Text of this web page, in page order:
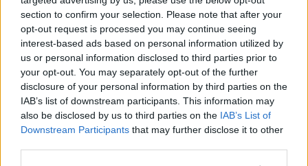
section to confirm your selection. Please note that after your
opt-out request is processed you may continue seeing
interest-based ads based on personal information utilized by
us or personal information disclosed to third parties prior to
your opt-out. You may separately opt-out of the further
disclosure of your personal information by third parties on the
IAB’s list of downstream participants. This information may
also be disclosed by us to third parties on the IAB’s List of
Downstream Participants that may further disclose it to other
Kia utmanar i kombiklassen – blir omkörd
av ”gamlingen”
Nykomlingen fälls av en besvärande nackdel.